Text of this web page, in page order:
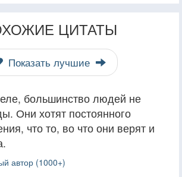
ЦИТАТЫ
Показать лучшие
большинство людей не
Они хотят постоянного
что то, во что они верят и
автор (1000+)